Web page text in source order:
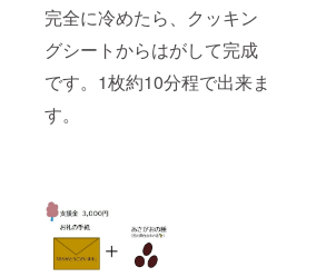
完全に冷めたら、クッキン
グシートからはがして完成
です。1枚約10分程で出来ま
す。